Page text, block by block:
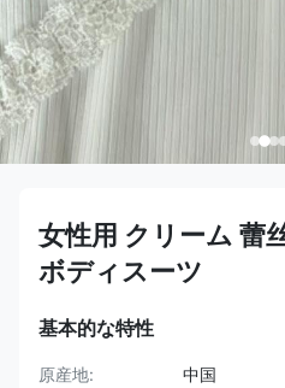
女性用 クリーム 蕾
ボディスーツ
基本的な特性
原産地:
中国